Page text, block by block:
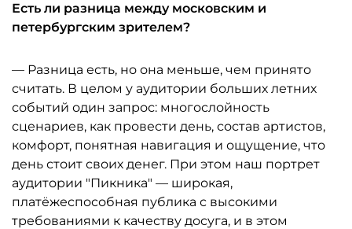
Есть ли разница между московским и
петербургским зрителем?
— Разница есть, но она меньше, чем принято
считать. В целом у аудитории больших летних
событий один запрос: многослойность
сценариев, как провести день, состав артистов,
комфорт, понятная навигация и ощущение, что
день стоит своих денег. При этом наш портрет
аудитории "Пикника" — широкая,
платёжеспособная публика с высокими
требованиями к качеству досуга, и в этом